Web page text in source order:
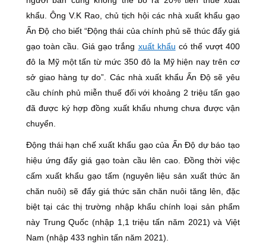
khẩu. Ông V.K Rao, chủ tịch hội các nhà xuất khẩu gạo
Ấn Độ cho biết “Động thái của chính phủ sẽ thúc đẩy giá
gạo toàn cầu. Giá gạo trắng xuất khẩu có thể vượt 400
đô la Mỹ một tấn từ mức 350 đô la Mỹ hiện nay trên cơ
sở giao hàng tự do”. Các nhà xuất khẩu Ấn Độ sẽ yêu
cầu chính phủ miễn thuế đối với khoảng 2 triệu tấn gạo
đã được ký hợp đồng xuất khẩu nhưng chưa được vận
chuyển.
Động thái hạn chế xuất khẩu gạo của Ấn Độ dự báo tạo
hiệu ứng đẩy giá gạo toàn cầu lên cao. Đồng thời việc
cấm xuất khẩu gạo tấm (nguyên liệu sản xuất thức ăn
chăn nuôi) sẽ đẩy giá thức săn chăn nuôi tăng lên, đặc
biệt tại các thị trường nhập khẩu chính loại sản phẩm
này Trung Quốc (nhập 1,1 triệu tấn năm 2021) và Việt
Nam (nhập 433 nghìn tấn năm 2021).